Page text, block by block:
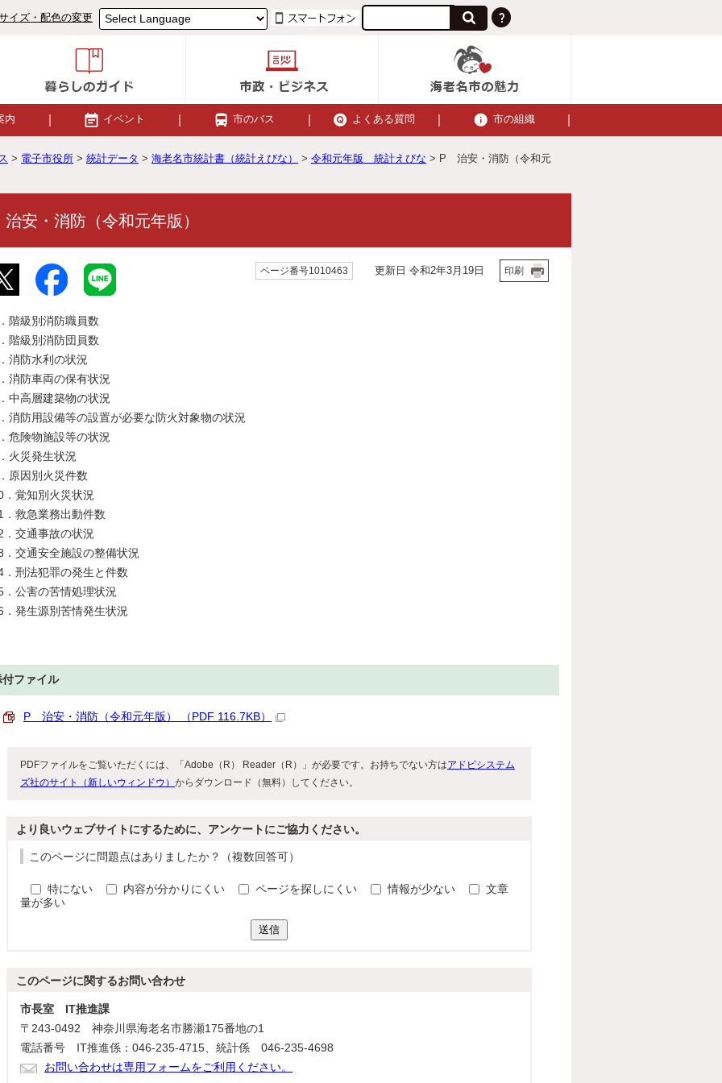
イズ・配色の変更
内 イベント 市のバス よくある質問 市の組織
> 電子市役所 > 統計データ > 海老名市統計書（統計えびな） > 令和元年版 統計えびな > P 治安・消防（令和元
安・消防（令和元年版）
ページ番号1010463 更新日 令和2年3月19日 印刷
階級別消防職員数
階級別消防団員数
消防水利の状況
消防車両の保有状況
中高層建築物の状況
消防用設備等の設置が必要な防火対象物の状況
危険物施設等の状況
火災発生状況
原因別火災件数
．覚知別火災状況
．救急業務出動件数
．交通事故の状況
．交通安全施設の整備状況
．刑法犯罪の発生と件数
．公害の苦情処理状況
．発生源別苦情発生状況
付ファイル
P 治安・消防（令和元年版） （PDF 116.7KB）
PDFファイルをご覧いただくには、「Adobe（R） Reader（R）」が必要です。お持ちでない方はアドビシステム
ズ社のサイト（新しいウィンドウ） からダウンロード（無料）してください。
より良いウェブサイトにするために、アンケートにご協力ください。
このページに問題点はありましたか？（複数回答可）
特にない 内容が分かりにくい ページを探しにくい 情報が少ない
文章
量が多い
送信
このページに関するお問い合わせ
市長室 IT推進課
〒243-0492 神奈川県海老名市勝瀬175番地の1
電話番号 IT推進係：046-235-4715、統計係 046-235-4698
お問い合わせは専用フォームをご利用ください。